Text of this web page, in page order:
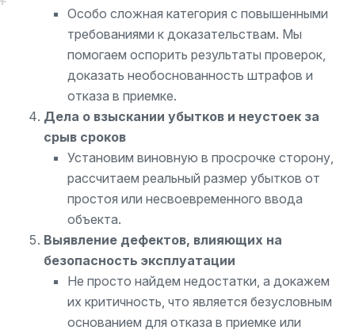
Особо сложная категория с повышенными
требованиями к доказательствам. Мы
помогаем оспорить результаты проверок,
доказать необоснованность штрафов и
отказа в приемке.
Дела о взыскании убытков и неустоек за
срыв сроков
Установим виновную в просрочке сторону,
рассчитаем реальный размер убытков от
простоя или несвоевременного ввода
объекта.
Выявление дефектов, влияющих на
безопасность эксплуатации
Не просто найдем недостатки, а докажем
их критичность, что является безусловным
основанием для отказа в приемке или